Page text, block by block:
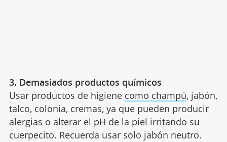
3. Demasiados productos químicos
Usar productos de higiene como champú, jabón,
talco, colonia, cremas, ya que pueden producir
alergias o alterar el pH de la piel irritando su
cuerpecito. Recuerda usar solo jabón neutro.